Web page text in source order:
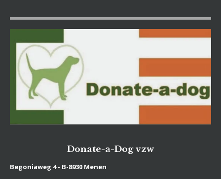
Donate-a-Dogvzw
Begoniaweg 4 - B-8930 Menen